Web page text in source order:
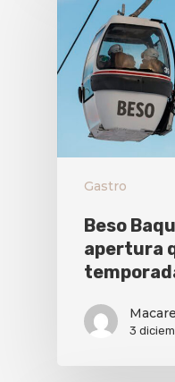
Gastro
Beso
apertura
3